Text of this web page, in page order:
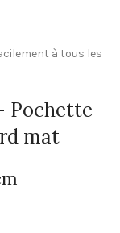
à tous les
Pochette
mat